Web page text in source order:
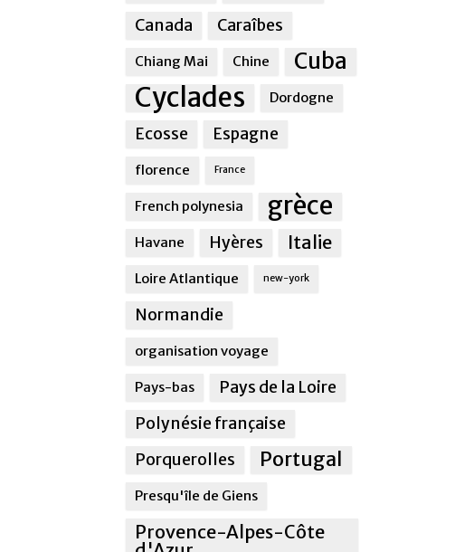
Canada
Caraîbes
Chiang Mai Chine Cuba
Cyclades Dordogne
Ecosse Espagne
florence France
French polynesia grèce
Havane Hyères Italie
Loire Atlantique new-york
Normandie
organisation voyage
Pays-bas
Pays de la Loire
Polynésie française
Porquerolles
Portugal
Presqu'île de Giens
Provence-Alpes-Côte